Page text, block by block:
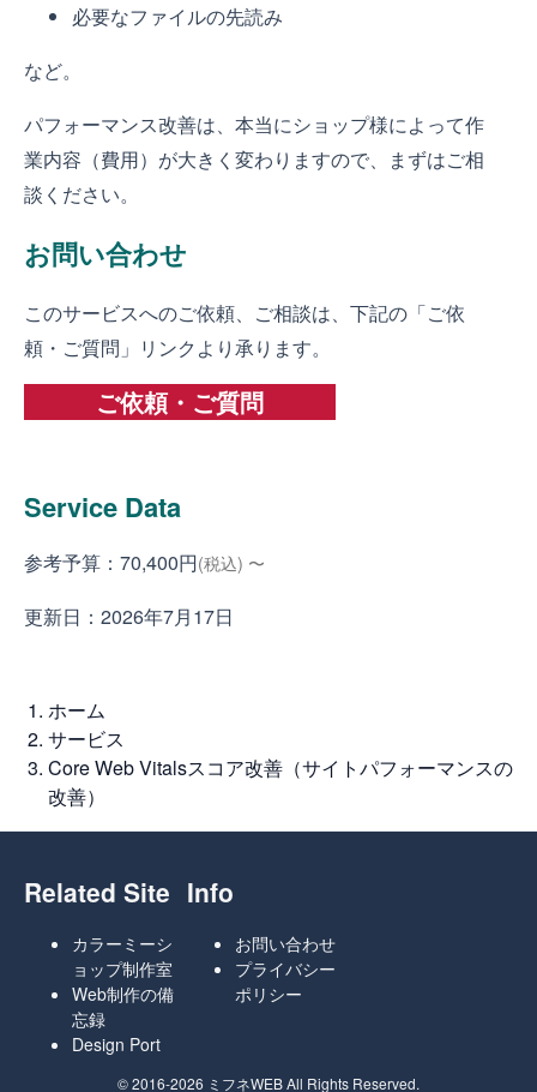
必要なファイルの先読み
など。
パフォーマンス改善は、本当にショップ様によって作
業内容（費用）が大きく変わりますので、まずはご相
談ください。
お問い合わせ
このサービスへのご依頼、ご相談は、下記の「ご依
頼・ご質問」リンクより承ります。
ご依頼・ご質問
Service Data
参考予算：70,400円(税込) 〜
更新日： 2026年7月17日
ホーム
サービス
Core Web Vitalsスコア改善（サイトパフォーマンスの
改善）
Related Site
カラーミーシ
ョップ制作室
Web制作の備
忘録
Design Port
Info
お問い合わせ
プライバシー
ポリシー
© 2016-2026 ミフネWEB All Rights Reserved.